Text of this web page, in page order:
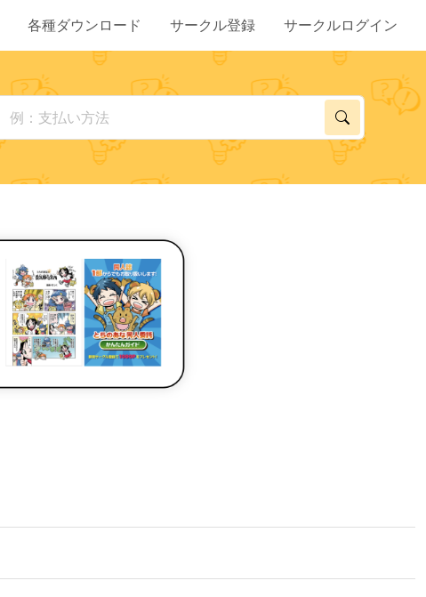
各種ダウンロード サークル登録 サークルログイン